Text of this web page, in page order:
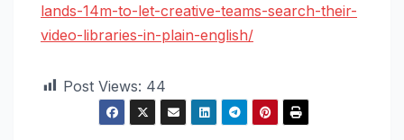
lands-14m-to-let-creative-teams-search-their-
video-libraries-in-plain-english/
Post Views: 44